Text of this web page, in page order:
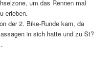
um das Rennen mal
erleben.
der 2. Bike-Runde kam, da
in sich hatte und zu St?